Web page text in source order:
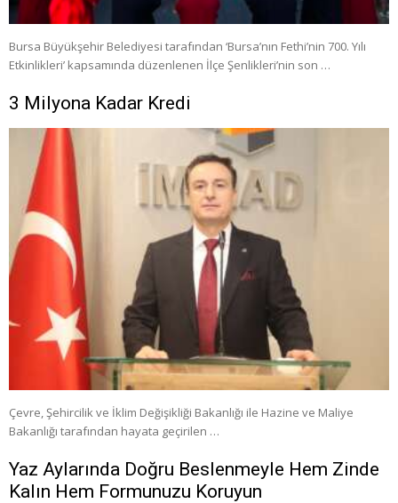
Bursa Büyükşehir Belediyesi tarafından ‘Bursa’nın Fethi’nin 700. Yılı
Etkinlikleri’ kapsamında düzenlenen İlçe Şenlikleri’nin son …
3 Milyona Kadar Kredi
Çevre, Şehircilik ve İklim Değişikliği Bakanlığı ile Hazine ve Maliye
Bakanlığı tarafından hayata geçirilen …
Yaz Aylarında Doğru Beslenmeyle Hem Zinde
Kalın Hem Formunuzu Koruyun